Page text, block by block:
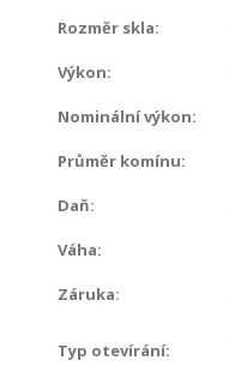
Rozměr skla:
Výkon:
Nominální výkon:
Průměr komínu:
Daň:
Váha:
Záruka:
Typ otevírání: